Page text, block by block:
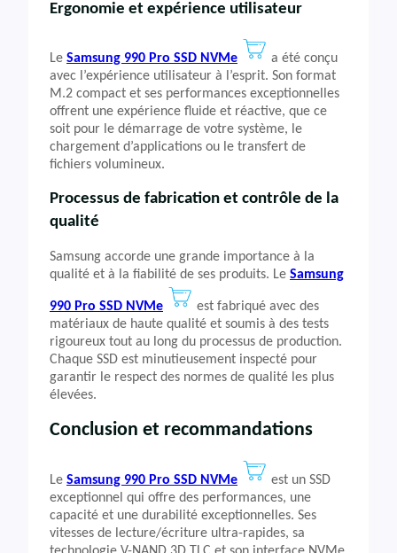
Ergonomie et expérience utilisateur
Le Samsung 990 Pro SSD NVMe
a été conçu
avec l’expérience utilisateur à l’esprit. Son format
M.2 compact et ses performances exceptionnelles
offrent une expérience fluide et réactive, que ce
soit pour le démarrage de votre système, le
chargement d’applications ou le transfert de
fichiers volumineux.
Processus de fabrication et contrôle de la
qualité
Samsung accorde une grande importance à la
qualité et à la fiabilité de ses produits. Le Samsung
990 Pro SSD NVMe
est fabriqué avec des
matériaux de haute qualité et soumis à des tests
rigoureux tout au long du processus de production.
Chaque SSD est minutieusement inspecté pour
garantir le respect des normes de qualité les plus
élevées.
Conclusion et recommandations
Le Samsung 990 Pro SSD NVMe
est un SSD
exceptionnel qui offre des performances, une
capacité et une durabilité exceptionnelles. Ses
vitesses de lecture/écriture ultra-rapides, sa